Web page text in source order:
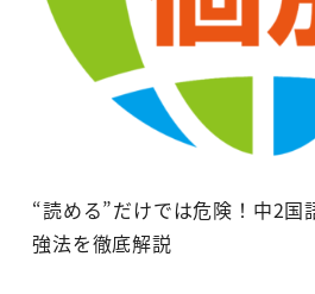
“読める”だけでは危険！中2国
強法を徹底解説